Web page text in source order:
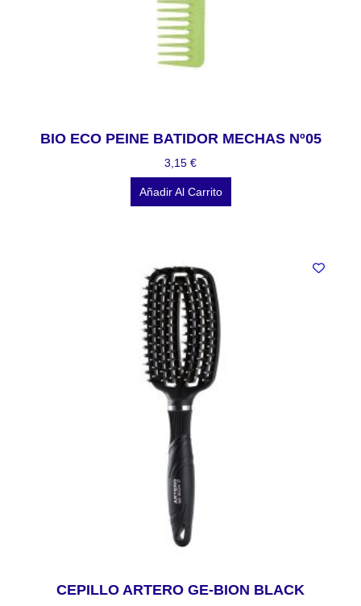
BIO ECO PEINE BATIDOR MECHAS Nº05
3,15 €
Añadir Al Carrito
CEPILLO ARTERO GE-BION BLACK